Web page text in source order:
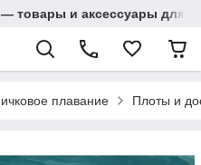
товары и аксессуары для
плавание Плоты и